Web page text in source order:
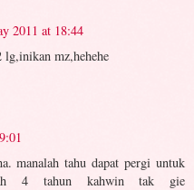
2011 at 18:44
mz,hehehe
manalah tahu dapat pergi untuk
4 tahun kahwin tak gie